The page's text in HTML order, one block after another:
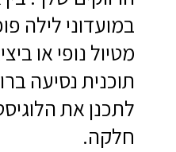
במועדוני לילה
מטיול נופי או
תוכנית נסיעה
לתכנן את
חלקה.